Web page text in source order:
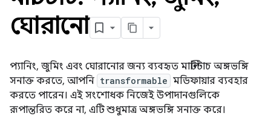
ঘোরানো
প্যানিং, জুমিং এবং ঘোরানোর জন্য ব্যবহৃত মাল্টিটাচ অঙ্গভঙ্গি
সনাক্ত করতে, আপনি transformable মডিফায়ার ব্যবহার
করতে পারেন। এই সংশোধক নিজেই উপাদানগুলিকে
রূপান্তরিত করে না, এটি শুধুমাত্র অঙ্গভঙ্গি সনাক্ত করে।